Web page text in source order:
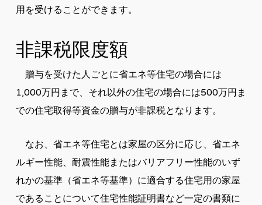
用を受けることができます。
非課税限度額
贈与を受けた人ごとに省エネ等住宅の場合には
1,000万円まで、それ以外の住宅の場合には500万円ま
での住宅取得等資金の贈与が非課税となります。
なお、省エネ等住宅とは家屋の区分に応じ、省エネ
ルギー性能、耐震性能またはバリアフリー性能のいず
れかの基準（省エネ等基準）に適合する住宅用の家屋
であることについて住宅性能証明書など一定の書類に